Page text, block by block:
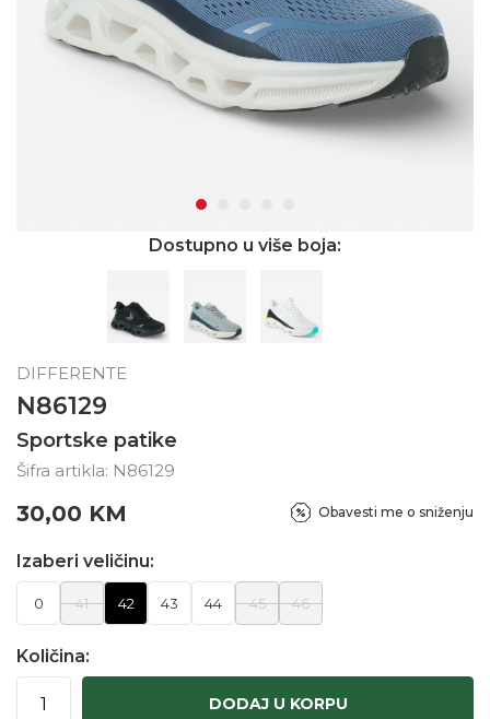
Dostupno u više boja:
DIFFERENTE
N86129
Sportske patike
Šifra artikla: N86129
30,00 KM Obavesti me o sniženju
Izaberi veličinu:
0 41 42 43 44 45 46
Količina:
DODAJ U KORPU